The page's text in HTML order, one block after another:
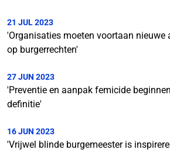
21 JUL 2023
'Organisaties moeten voortaan nieuwe
op burgerrechten'
27 JUN 2023
'Preventie en aanpak femicide
definitie'
16 JUN 2023
'Vrijwel blinde burgemeester is